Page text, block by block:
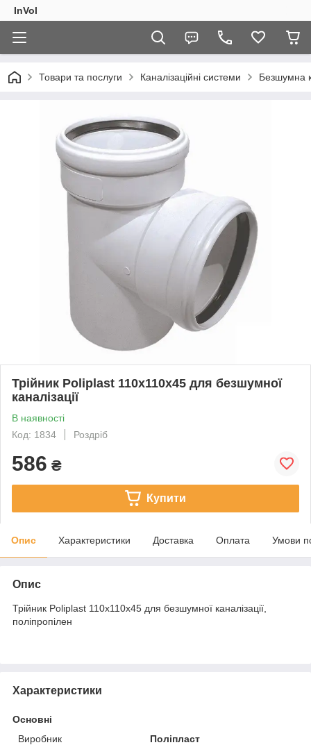
InVol
Товари та послуги Каналізаційні системи Безшумна
Трійник Poliplast 110х110х45 для безшумної
каналізації
В наявності
Код: 1834
Роздріб
586 ₴
Купити
Опис Характеристики Доставка Оплата Умови
Опис
Трійник Poliplast 110х110х45 для безшумної каналізації,
поліпропілен
Характеристики
Основні
Виробник
Поліпласт